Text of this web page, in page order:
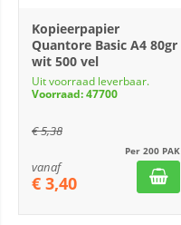
Kopieerpapier
Quantore Basic A4 80gr
wit 500 vel
Uit voorraad leverbaar.
Voorraad: 47700
€5,38
Per 200 PAK
vanaf
€ 3,40